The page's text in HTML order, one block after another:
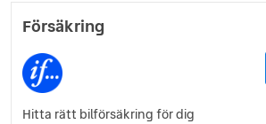
Försäkring
Hitta rätt bilförsäkring för dig